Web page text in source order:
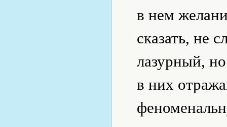
в нем
сказать, не
лазурный,
в них